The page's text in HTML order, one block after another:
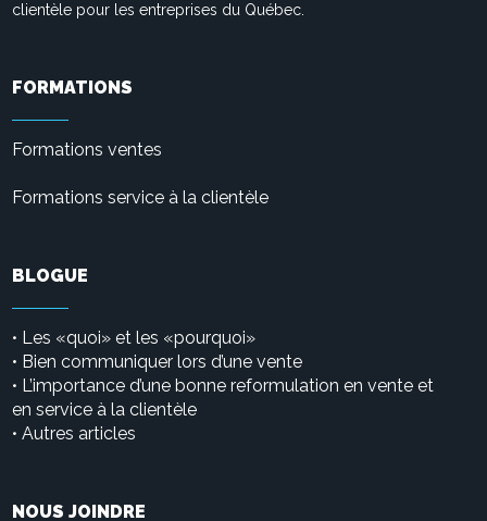
clientèle pour les entreprises du Québec.
FORMATIONS
Formations ventes
Formations service à la clientèle
BLOGUE
• Les «quoi» et les «pourquoi»
• Bien communiquer lors d’une vente
• L’importance d’une bonne reformulation en vente et
en service à la clientèle
•Autres articles
NOUS JOINDRE